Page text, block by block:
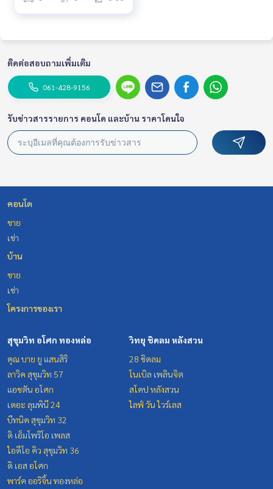
ติดต่อสอบถามเพิ่มเติม
061-428-9156
รับข่าวสารรายการ คอนโด และบ้าน ราคาโดนใจ
คอนโด
ขาย
เช่า
บ้าน
ขาย
เช่า
โครงการของเรา
สุขุมวิท อโศก ทองหล่อ
คุณ บาย ยู แสนสิริ
ลาวิค สุขุมวิท 57
แอชตัน อโศก
เดอะ ลุมพินี 24
บีทนิค สุขุมวิท 32
ดิ เอ็มโพริโอ เพลส
ไอดีโอ คิว สุขุมวิท 36
ดิ เอส อโศก
พาร์ค ออริจิ้น ทองหล่อ
วิทยุ ชิดลม หลังสวน
28 ชิดลม
โนเบิล เพลินจิต
สโคป หลังสวน
ไลฟ์ วัน ไวร์เลส